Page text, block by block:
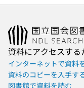
資料にアクセスす
インターネットで資料
資料のコピーを入手す
図書館で資料を読む